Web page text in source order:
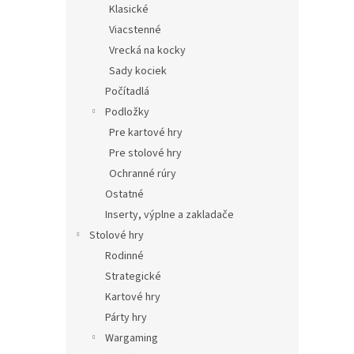
Klasické
Viacstenné
Vrecká na kocky
Sady kociek
Počítadlá
Podložky
Pre kartové hry
Pre stolové hry
Ochranné rúry
Ostatné
Inserty, výplne a zakladače
Stolové hry
Rodinné
Strategické
Kartové hry
Párty hry
Wargaming